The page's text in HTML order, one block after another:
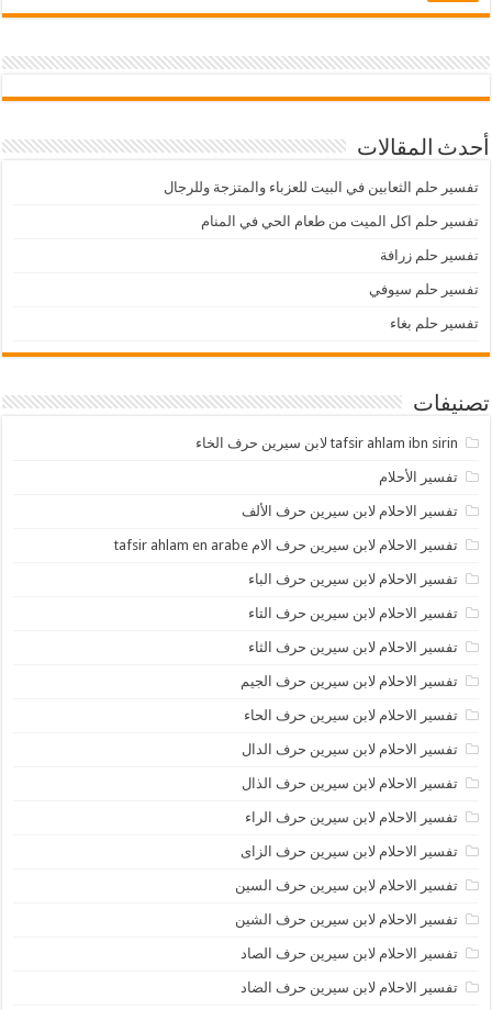
أحدث المقالات
تفسير حلم الثعابين في البيت للعزباء والمتزجة وللرجال
تفسير حلم اكل الميت من طعام الحي في المنام
تفسير حلم زرافة
تفسير حلم سيوفي
تفسير حلم بغاء
تصنيفات
tafsir ahlam ibn sirin لابن سيرين حرف الخاء
تفسير الأحلام
تفسير الاحلام لابن سيرين حرف الألف
تفسير الاحلام لابن سيرين حرف الام tafsir ahlam en arabe
تفسير الاحلام لابن سيرين حرف الباء
تفسير الاحلام لابن سيرين حرف التاء
تفسير الاحلام لابن سيرين حرف الثاء
تفسير الاحلام لابن سيرين حرف الجيم
تفسير الاحلام لابن سيرين حرف الحاء
تفسير الاحلام لابن سيرين حرف الدال
تفسير الاحلام لابن سيرين حرف الذال
تفسير الاحلام لابن سيرين حرف الراء
تفسير الاحلام لابن سيرين حرف الزاى
تفسير الاحلام لابن سيرين حرف السين
تفسير الاحلام لابن سيرين حرف الشين
تفسير الاحلام لابن سيرين حرف الصاد
تفسير الاحلام لابن سيرين حرف الضاد